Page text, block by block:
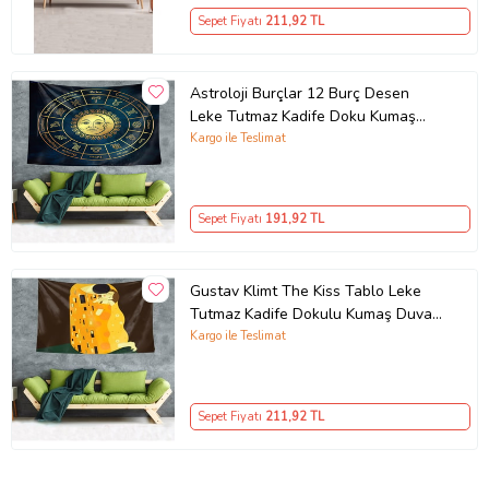
Sepet Fiyatı 211,92 TL
Astroloji Burçlar 12 Burç Desen
Leke Tutmaz Kadife Doku Kumaş
Duvar Örtüsü Duvar Halısı Tapestry
Kargo ile Teslimat
Sepet Fiyatı 191,92 TL
Gustav Klimt The Kiss Tablo Leke
Tutmaz Kadife Dokulu Kumaş Duvar
Örtüsü Duvar Halısı Tapestry (Sarı)
Kargo ile Teslimat
Sepet Fiyatı 211,92 TL